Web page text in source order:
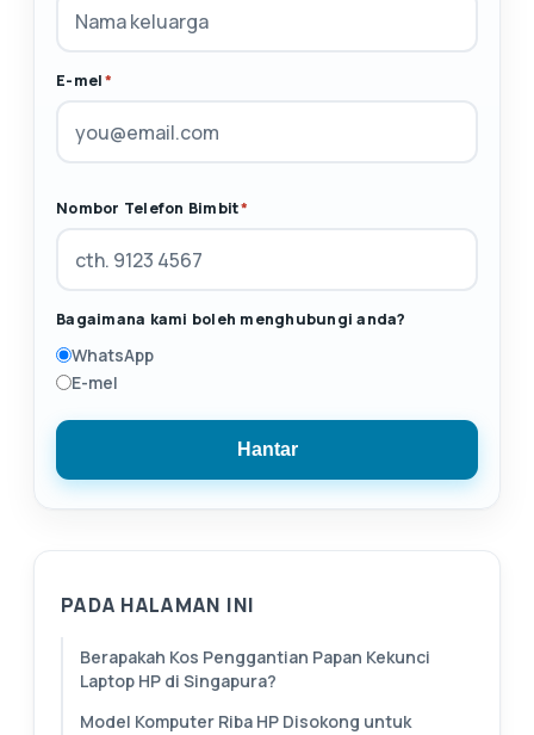
E-mel*
Nombor Telefon Bimbit*
Bagaimana kami boleh menghubungi anda?
WhatsApp
E-mel
Hantar
PADA HALAMAN INI
Berapakah Kos Penggantian Papan Kekunci
Laptop HP di Singapura?
Model Komputer Riba HP Disokong untuk